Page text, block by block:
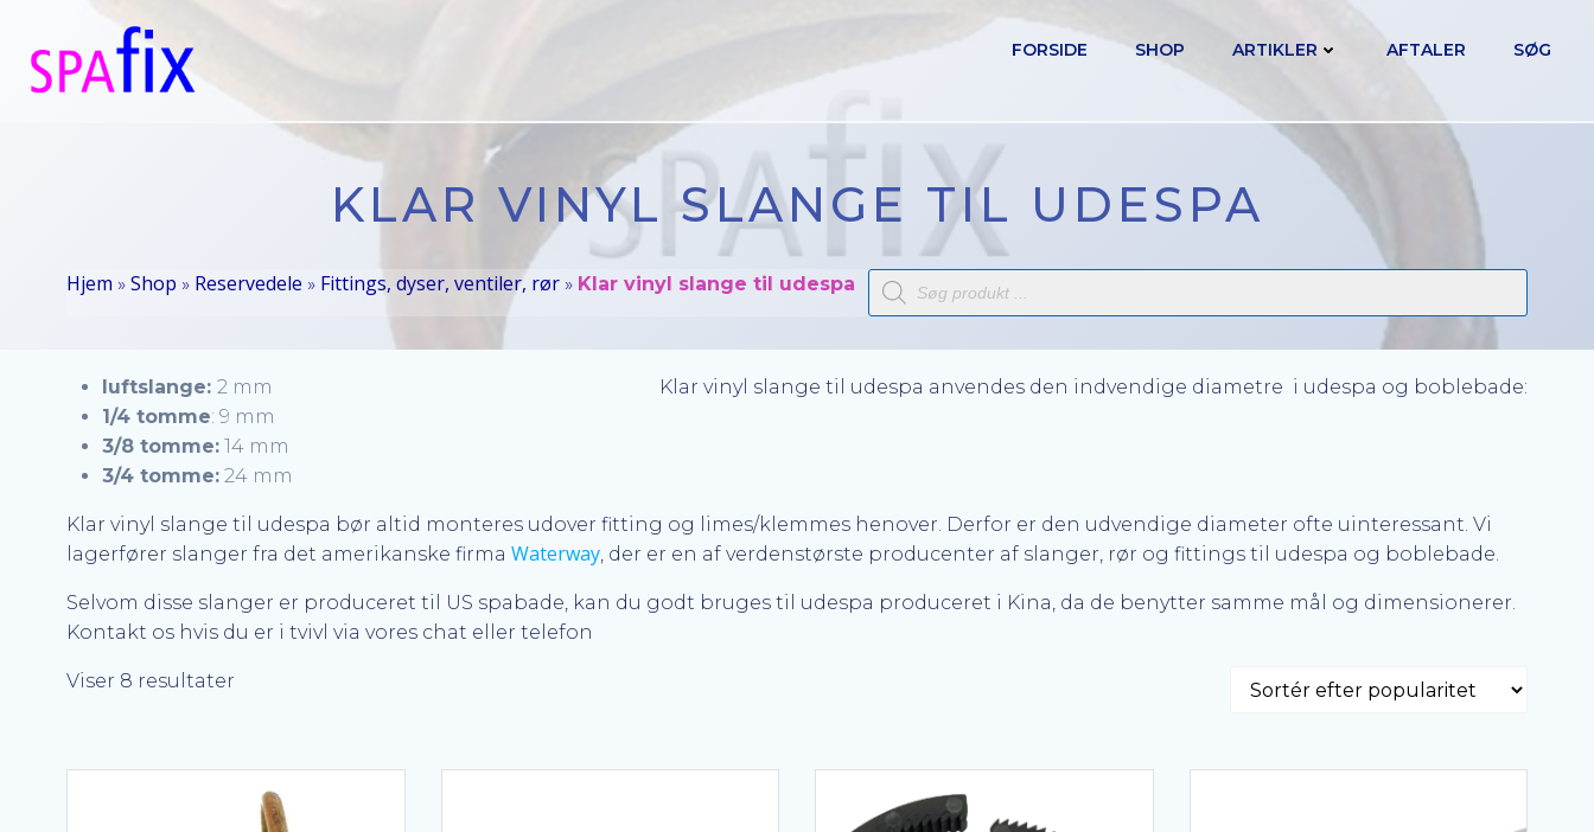
indhold
FORSIDE SHOP ARTIKLER AFTALER SØG
KLAR VINYL SLANGE TIL UDESPA
Hjem » Shop » Reservedele » Fittings, dyser, ventiler, rør » Klar vinyl slange til udespa
Products
search
Klar vinyl slange til udespa anvendes den indvendige diametre i udespa og boblebade:
luftslange: 2 mm
1/4 tomme: 9 mm
3/8 tomme: 14 mm
3/4 tomme: 24 mm
Klar vinyl slange til udespa bør altid monteres udover fitting og limes/klemmes henover. Derfor er den udvendige diameter ofte uinteressant. Vi
lagerfører slanger fra det amerikanske firma Waterway, der er en af verdenstørste producenter af slanger, rør og fittings til udespa og boblebade.
Selvom disse slanger er produceret til US spabade, kan du godt bruges til udespa produceret i Kina, da de benytter samme mål og dimensionerer.
Kontakt os hvis du er i tvivl via vores chat eller telefon
Viser 8 resultater